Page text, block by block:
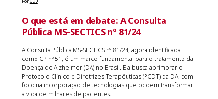
O que está em debate: A Consulta
Pública MS-SECTICS nº 81/24
A Consulta Pública MS-SECTICS nº 81/24, agora identificada
como CP nº 51, é um marco fundamental para o tratamento da
Doença de Alzheimer (DA) no Brasil. Ela busca aprimorar o
Protocolo Clínico e Diretrizes Terapêuticas (PCDT) da DA, com
foco na incorporação de tecnologias que podem transformar
a vida de milhares de pacientes.